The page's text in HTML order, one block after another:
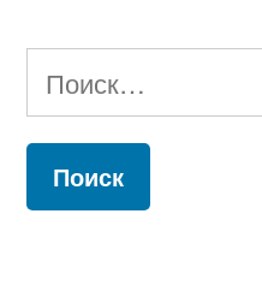
Найти: